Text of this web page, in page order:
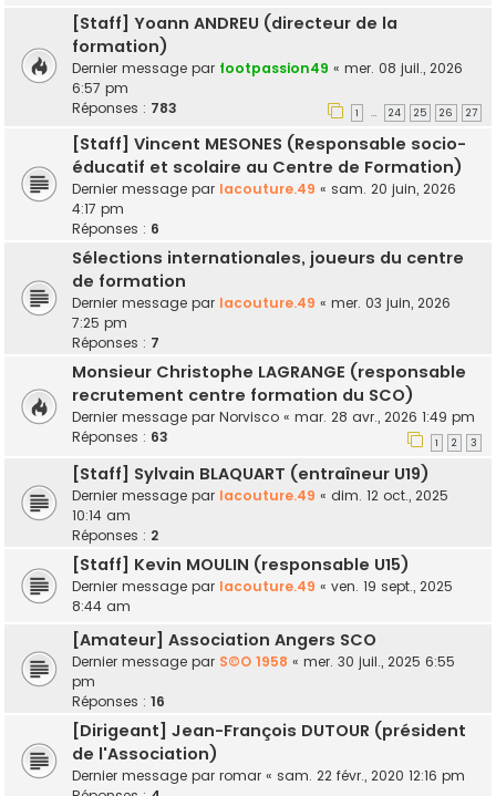
[Staff] Yoann ANDREU (directeur de la
formation)
Dernier message par footpassion49 « mer. 08 juil., 2026
6:57 pm
Réponses : 783 1 … 24 25 26 27
[Staff] Vincent MESONES (Responsable socio-
éducatif et scolaire au Centre de Formation)
Dernier message par lacouture.49 « sam. 20 juin, 2026
4:17 pm
Réponses : 6
Sélections internationales, joueurs du centre
de formation
Dernier message par lacouture.49 « mer. 03 juin, 2026
7:25 pm
Réponses : 7
Monsieur Christophe LAGRANGE (responsable
recrutement centre formation du SCO)
Dernier message par Norvisco « mar. 28 avr., 2026 1:49 pm
Réponses : 63 1 2 3
[Staff] Sylvain BLAQUART (entraîneur U19)
Dernier message par lacouture.49 « dim. 12 oct., 2025
10:14 am
Réponses : 2
[Staff] Kevin MOULIN (responsable U15)
Dernier message par lacouture.49 « ven. 19 sept., 2025
8:44 am
[Amateur] Association Angers SCO
Dernier message par S©O 1958 « mer. 30 juil., 2025 6:55
pm
Réponses : 16
[Dirigeant] Jean-François DUTOUR (président
de l'Association)
Dernier message par romar « sam. 22 févr., 2020 12:16 pm